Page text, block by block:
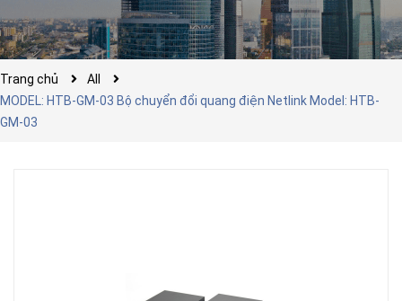
Trang chủ
All
MODEL: HTB-GM-03 Bộ chuyển đổi quang điện Netlink Model: HTB-
GM-03